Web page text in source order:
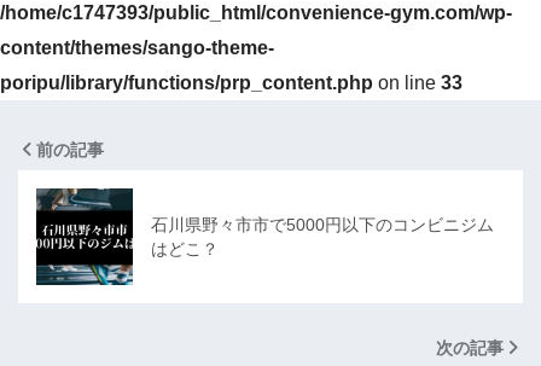
/home/c1747393/public_html/convenience-gym.com/wp-
content/themes/sango-theme-
poripu/library/functions/prp_content.php on line 33
前の記事
石川県野々市市で5000円以下のコンビニジム
はどこ？
次の記事